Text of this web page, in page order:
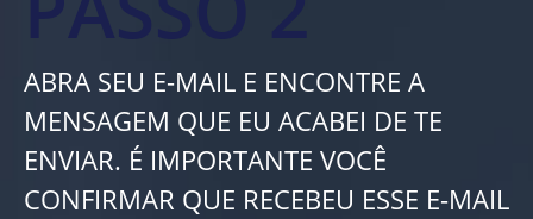
ABRA SEU E-MAIL E ENCONTRE A
MENSAGEM QUE EU ACABEI DE TE
ENVIAR. É IMPORTANTE VOCÊ
CONFIRMAR QUE RECEBEU ESSE E-MAIL